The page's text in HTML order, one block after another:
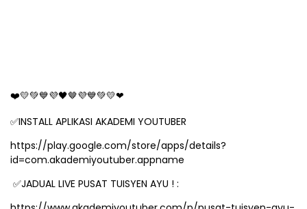
❤💛💚💙💜🖤🤎💜💙💚💛❤
✅INSTALL APLIKASI AKADEMI YOUTUBER
https://play.google.com/store/apps/details?
id=com.akademiyoutuber.appname
✅JADUAL LIVE PUSAT TUISYEN AYU ! :